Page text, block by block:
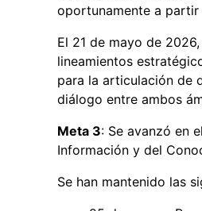
oportunamente a partir
El 21 de mayo de
lineamientos
para la articulación de
diálogo entre ambos
Meta 3: Se avanzó en
Información y del
Se han mantenido las